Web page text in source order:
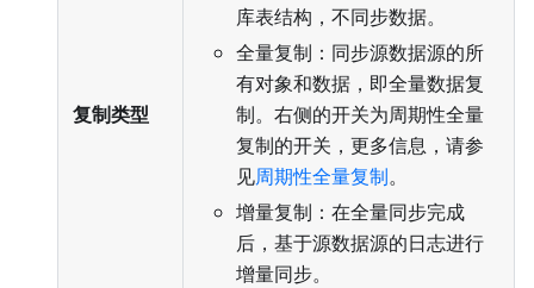
复制类型
库表结构，不同步数据。
全量复制：同步源数据源的所
有对象和数据，即全量数据复
制。右侧的开关为周期性全量
复制的开关，更多信息，请参
见周期性全量复制。
增量复制：在全量同步完成
后，基于源数据源的日志进行
增量同步。